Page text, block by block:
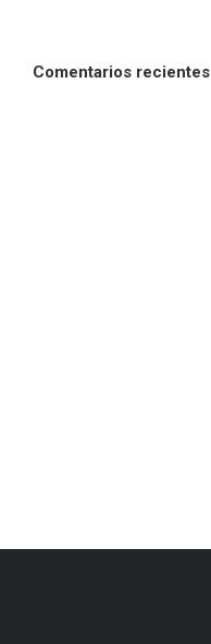
Comentarios recientes